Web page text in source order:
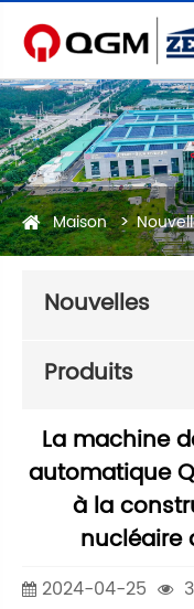
Maison
Nouvelles
Produits
La machine
automatique
à la
nucléaire
2024-04-25 3